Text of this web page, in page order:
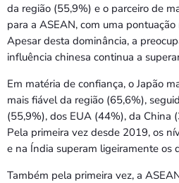
da região (55,9%) e o parceiro de
para a ASEAN, com uma
Apesar desta dominância, a
influência chinesa continua a
Em matéria de confiança, o Japão
mais fiável da região (65,6%),
(55,9%), dos EUA (44%), da China
Pela primeira vez desde 2019, os
e na Índia superam ligeiramente os
Também pela primeira vez, a